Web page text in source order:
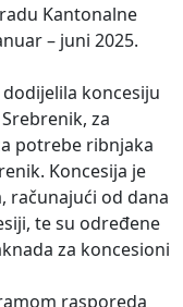
Kantonalne
– juni 2025.
koncesiju
za
potrebe ribnjaka
Koncesija je
računajući od dana
te su određene
za koncesioni
rasporeda